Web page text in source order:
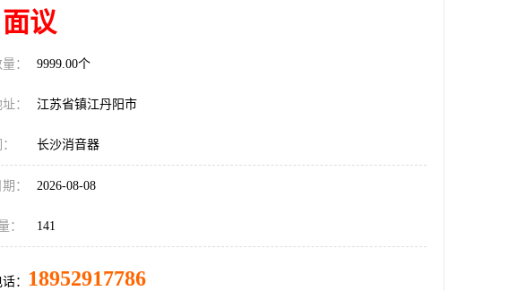
面议
： 9999.00个
： 江苏省镇江丹阳市
长沙消音器
： 2026-08-08
： 141
： 18952917786